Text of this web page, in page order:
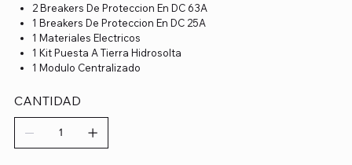
2 Breakers De Proteccion En DC 63A
1 Breakers De Proteccion En DC 25A
1 Materiales Electricos
1 Kit Puesta A Tierra Hidrosolta
1 Modulo Centralizado
CANTIDAD